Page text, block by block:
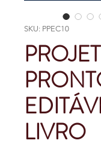
SKU: PPEC10
LIVRO